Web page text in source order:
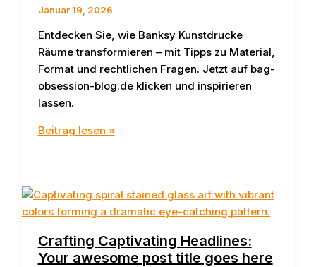
Januar 19, 2026
Entdecken Sie, wie Banksy Kunstdrucke
Räume transformieren – mit Tipps zu Material,
Format und rechtlichen Fragen. Jetzt auf bag-
obsession-blog.de klicken und inspirieren
lassen.
Banksy
findest
du
Prints
Beitrag lesen »
Crafting Captivating Headlines:
Your awesome post title goes here